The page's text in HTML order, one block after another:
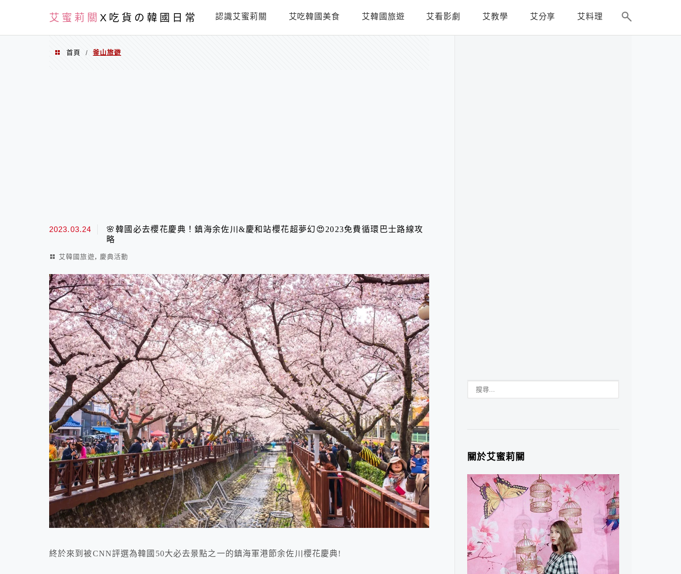
艾蜜莉關 X吃貨の韓國日常 認識艾蜜莉關 艾吃韓國美食 艾韓國旅遊 艾看影劇 艾教學 艾分享 艾料理
首頁 / 釜山旅遊
2023.03.24
🌸韓國必去櫻花慶典！鎮海余佐川&慶和站櫻花超夢幻😍2023免費循環巴士路線攻
略
艾韓國旅遊, 慶典活動
終於來到被CNN評選為韓國50大必去景點之一的鎮海軍港節余佐川櫻花慶典!
關於艾蜜莉關